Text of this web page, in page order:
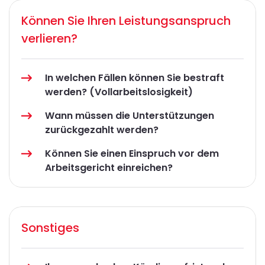
Können Sie Ihren Leistungsanspruch
verlieren?
In welchen Fällen können Sie bestraft
werden? (Vollarbeitslosigkeit)
Wann müssen die Unterstützungen
zurückgezahlt werden?
Können Sie einen Einspruch vor dem
Arbeitsgericht einreichen?
Sonstiges